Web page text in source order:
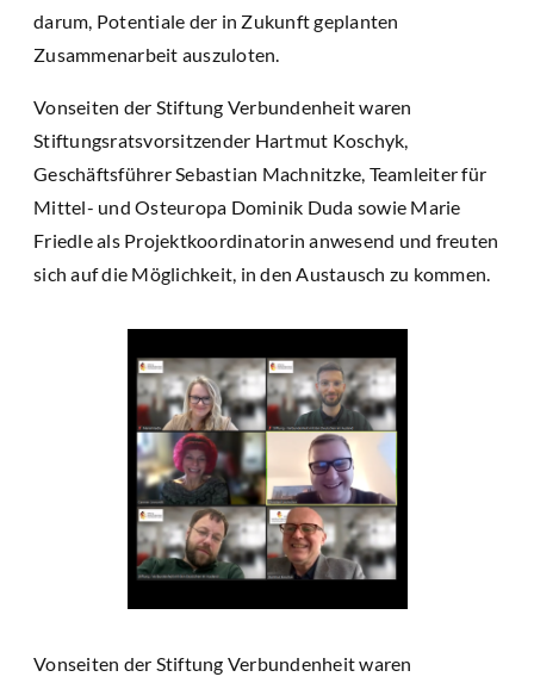
darum, Potentiale der in Zukunft geplanten
Zusammenarbeit auszuloten.
Vonseiten der Stiftung Verbundenheit waren
Stiftungsratsvorsitzender Hartmut Koschyk,
Geschäftsführer Sebastian Machnitzke, Teamleiter für
Mittel- und Osteuropa Dominik Duda sowie Marie
Friedle als Projektkoordinatorin anwesend und freuten
sich auf die Möglichkeit, in den Austausch zu kommen.
Vonseiten der Stiftung Verbundenheit waren